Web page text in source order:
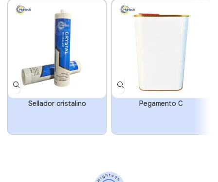
Sellador cristalino Pegamento C